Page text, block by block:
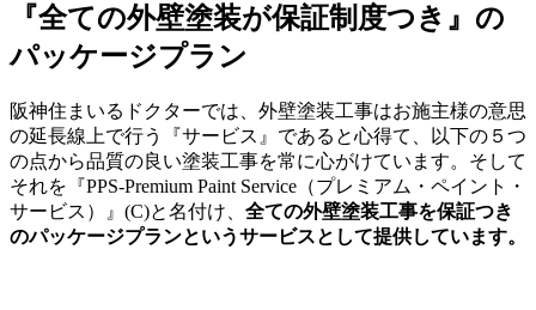
『全ての外壁塗装が保証制度つき』の
パッケージプラン
阪神住まいるドクターでは、外壁塗装工事はお施主様の意思
の延長線上で行う『サービス』であると心得て、以下の５つ
の点から品質の良い塗装工事を常に心がけています。そして
それを 『PPS-Premium Paint Service（プレミアム・ペイント・
サービス）』(C)と名付け、 全ての外壁塗装工事を保証つき
のパッケージプランというサービスとして提供しています。